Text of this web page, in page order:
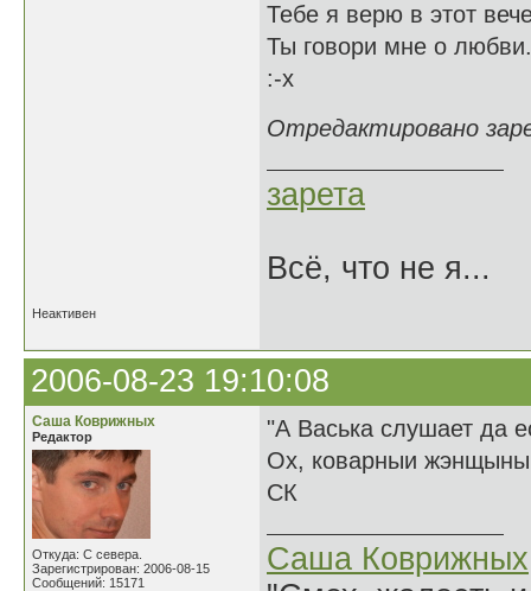
Тебе я верю в этот
Ты говори мне о любви.
:-x
Отредактировано
зарета
Всё, что не я...
Неактивен
2006-08-23 19:10:08
Саша Коврижных
Редактор
Откуда: С севера.
Зарегистрирован: 2006-08-15
Сообщений: 15171
"А Васька слушает да
Ох, коварныи
СК
Саша Коврижных